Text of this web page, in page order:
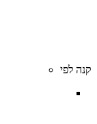
קנה לפי